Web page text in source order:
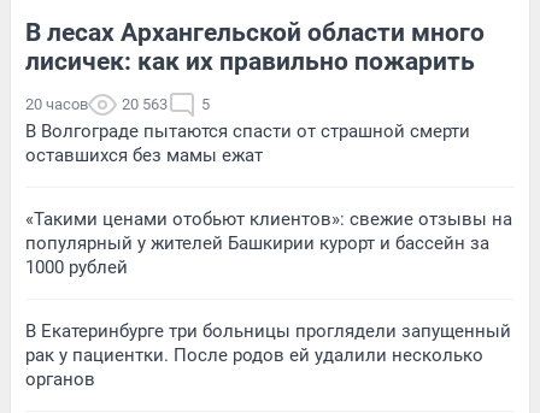
В лесах Архангельской области много
лисичек: как их правильно пожарить
20 часов 20 563 5
В Волгограде пытаются спасти от страшной смерти
оставшихся без мамы ежат
«Такими ценами отобьют клиентов»: свежие отзывы на
популярный у жителей Башкирии курорт и бассейн за
1000 рублей
В Екатеринбурге три больницы проглядели запущенный
рак у пациентки. После родов ей удалили несколько
органов